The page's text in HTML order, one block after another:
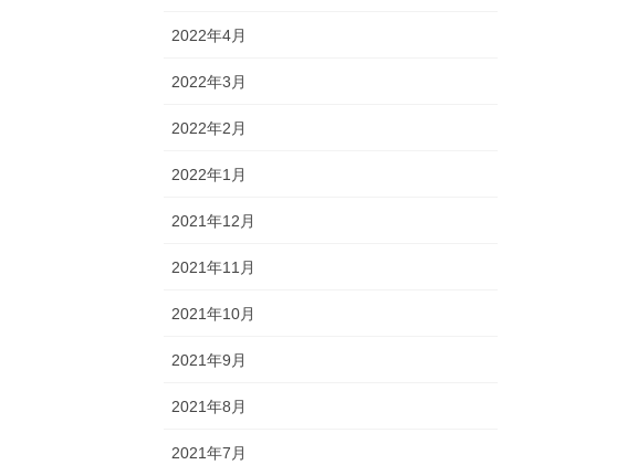
2022年4月
2022年3月
2022年2月
2022年1月
2021年12月
2021年11月
2021年10月
2021年9月
2021年8月
2021年7月